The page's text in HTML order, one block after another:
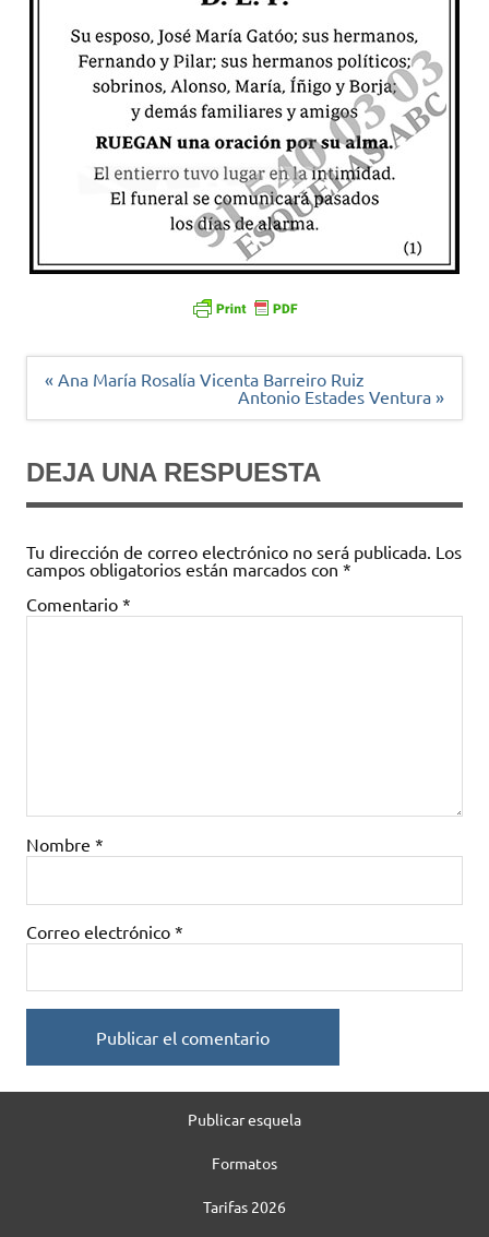
Navegación
« Ana María Rosalía Vicenta Barreiro Ruiz
Antonio Estades Ventura »
DEJA UNA RESPUESTA
Tu dirección de correo electrónico no será publicada. Los
campos obligatorios están marcados con *
Comentario *
Nombre *
Correo electrónico *
Publicar esquela
Formatos
Tarifas 2026